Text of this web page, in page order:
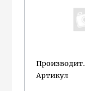
Производит.
Артикул